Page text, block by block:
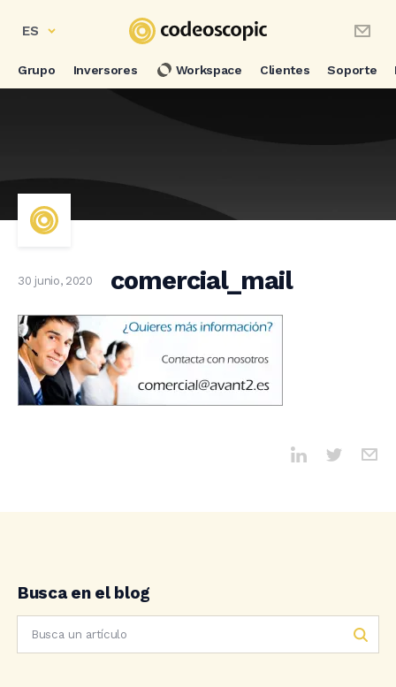
ES
Grupo Inversores Workspace Clientes Soporte
30 junio, 2020 comercial_mail
Busca en el blog